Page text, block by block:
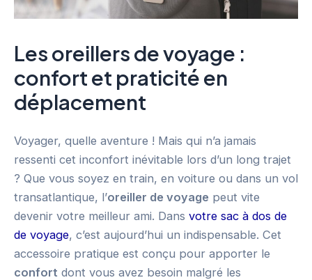
Les oreillers de voyage :
confort et praticité en
déplacement
Voyager, quelle aventure ! Mais qui n’a jamais
ressenti cet inconfort inévitable lors d’un long trajet
? Que vous soyez en train, en voiture ou dans un vol
transatlantique, l’oreiller de voyage peut vite
devenir votre meilleur ami. Dans votre sac à dos de
de voyage, c’est aujourd’hui un indispensable. Cet
accessoire pratique est conçu pour apporter le
confort dont vous avez besoin malgré les